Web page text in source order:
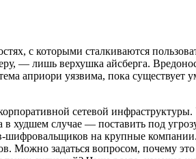
с которыми сталкиваются
лишь верхушка айсберга.
априори уязвима, пока существует
сетевой
худшем случае — поставить под
на крупные компании.
Можно задаться вопросом, почему